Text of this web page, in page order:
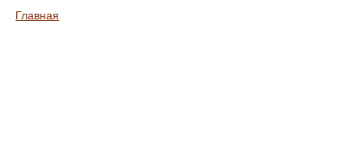
Вы здесь
Главная